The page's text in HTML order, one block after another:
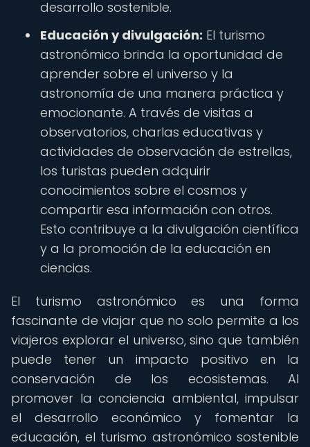
desarrollo sostenible.
Educación y divulgación: El turismo
astronómico brinda la oportunidad de
aprender sobre el universo y la
astronomía de una manera práctica y
emocionante. A través de visitas a
observatorios, charlas educativas y
actividades de observación de estrellas,
los turistas pueden adquirir
conocimientos sobre el cosmos y
compartir esa información con otros.
Esto contribuye a la divulgación científica
y a la promoción de la educación en
ciencias.
El turismo astronómico es una forma
fascinante de viajar que no solo permite a los
viajeros explorar el universo, sino que también
puede tener un impacto positivo en la
conservación de los ecosistemas. Al
promover la conciencia ambiental, impulsar
el desarrollo económico y fomentar la
educación, el turismo astronómico sostenible